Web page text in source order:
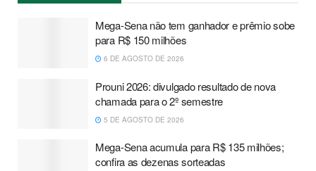
Mega-Sena não tem ganhador e prêmio sobe
para R$ 150 milhões
6 DE AGOSTO DE 2026
Prouni 2026: divulgado resultado de nova
chamada para o 2º semestre
5 DE AGOSTO DE 2026
Mega-Sena acumula para R$ 135 milhões;
confira as dezenas sorteadas